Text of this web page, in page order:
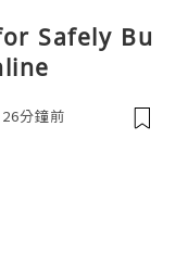
Safely Bu
26分鐘前